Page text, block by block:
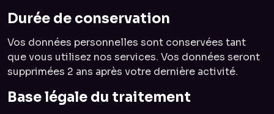
Durée de conservation
Vos données personnelles sont conservées tant
que vous utilisez nos services. Vos données seront
supprimées 2 ans après votre dernière activité.
Base légale du traitement